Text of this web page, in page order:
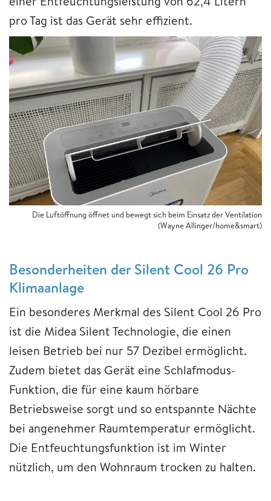
pro Tag ist das Gerät sehr effizient.
Die Luftöffnung öffnet und bewegt sich beim Einsatz der Ventilation
(Wayne Allinger/home&smart)
Besonderheiten der Silent Cool 26 Pro
Klimaanlage
Ein besonderes Merkmal des Silent Cool 26 Pro
ist die Midea Silent Technologie, die einen
leisen Betrieb bei nur 57 Dezibel ermöglicht.
Zudem bietet das Gerät eine Schlafmodus-
Funktion, die für eine kaum hörbare
Betriebsweise sorgt und so entspannte Nächte
bei angenehmer Raumtemperatur ermöglicht.
Die Entfeuchtungsfunktion ist im Winter
nützlich, um den Wohnraum trocken zu halten.